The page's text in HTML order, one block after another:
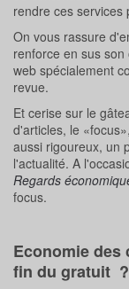
rendre ces services
On vous rassure
renforce en sus
web spécialement
revue.
Et cerise sur le
d'articles, le
aussi rigoureux, un
l'actualité. A
Regards
focus.
Economie
fin du gratuit ?